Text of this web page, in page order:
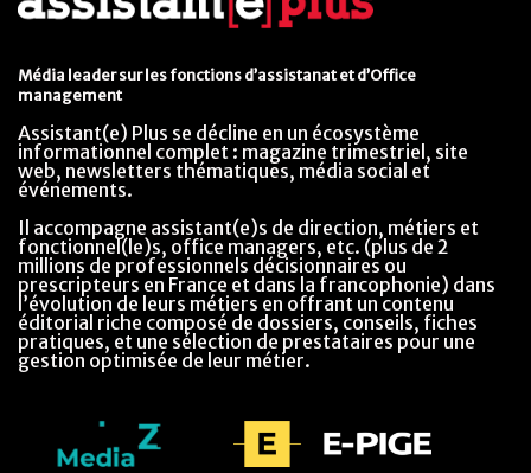
Média leader sur les fonctions d’assistanat et d’Office
management
Assistant(e) Plus se décline en un écosystème
informationnel complet : magazine trimestriel, site
web, newsletters thématiques, média social et
événements.
Il accompagne assistant(e)s de direction, métiers et
fonctionnel(le)s, office managers, etc. (plus de 2
millions de professionnels décisionnaires ou
prescripteurs en France et dans la francophonie) dans
l’évolution de leurs métiers en offrant un contenu
éditorial riche composé de dossiers, conseils, fiches
pratiques, et une sélection de prestataires pour une
gestion optimisée de leur métier.